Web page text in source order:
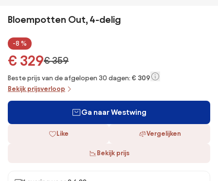
Bloempotten Out, 4-delig
-8 %
€ 329€ 359
Beste prijs van de afgelopen 30 dagen: € 309
Bekijk prijsverloop
Ga naar Westwing
Like Vergelijken
Bekijk prijs